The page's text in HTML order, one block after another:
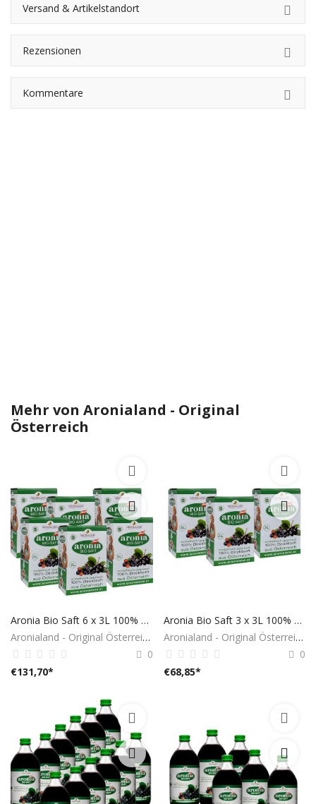
Versand & Artikelstandort
Rezensionen
Kommentare
Mehr von Aronialand - Original
Österreich
Aronia Bio Saft 6 x 3L 100% aus Österreich
Aronialand - Original Österreich
0
€131,70*
Aronia Bio Saft 3 x 3L 100% aus Österreich
Aronialand - Original Österreich
0
€68,85*